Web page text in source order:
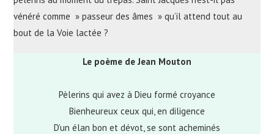
vénéré comme » passeur des âmes » qu’il attend tout au
bout de la Voie lactée ?
Le poème de Jean Mouton
Pèlerins qui avez à Dieu formé croyance
Bienheureux ceux qui, en diligence
D’un élan bon et dévot, se sont acheminés